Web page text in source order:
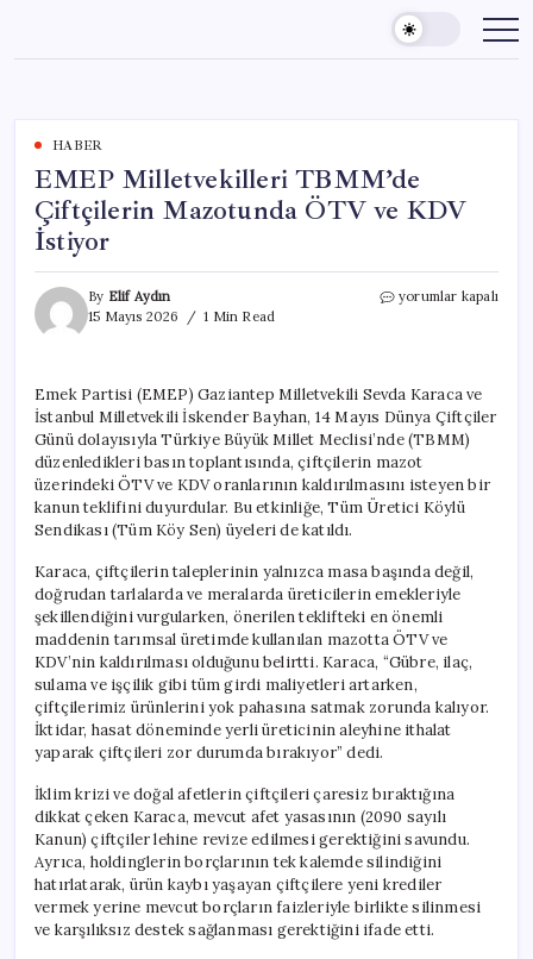
content
HABER
EMEP Milletvekilleri TBMM’de
Çiftçilerin Mazotunda ÖTV ve KDV
İstiyor
By Elif Aydın
15 Mayıs 2026
1 Min Read
EMEP
ÖTV
ve
KDV
İstiyor
için
yorumlar kapalı
Emek Partisi (EMEP) Gaziantep Milletvekili Sevda Karaca ve
İstanbul Milletvekili İskender Bayhan, 14 Mayıs Dünya Çiftçiler
Günü dolayısıyla Türkiye Büyük Millet Meclisi’nde (TBMM)
düzenledikleri basın toplantısında, çiftçilerin mazot
üzerindeki ÖTV ve KDV oranlarının kaldırılmasını isteyen bir
kanun teklifini duyurdular. Bu etkinliğe, Tüm Üretici Köylü
Sendikası (Tüm Köy Sen) üyeleri de katıldı.
Karaca, çiftçilerin taleplerinin yalnızca masa başında değil,
doğrudan tarlalarda ve meralarda üreticilerin emekleriyle
şekillendiğini vurgularken, önerilen teklifteki en önemli
maddenin tarımsal üretimde kullanılan mazotta ÖTV ve
KDV’nin kaldırılması olduğunu belirtti. Karaca, “Gübre, ilaç,
sulama ve işçilik gibi tüm girdi maliyetleri artarken,
çiftçilerimiz ürünlerini yok pahasına satmak zorunda kalıyor.
İktidar, hasat döneminde yerli üreticinin aleyhine ithalat
yaparak çiftçileri zor durumda bırakıyor” dedi.
İklim krizi ve doğal afetlerin çiftçileri çaresiz bıraktığına
dikkat çeken Karaca, mevcut afet yasasının (2090 sayılı
Kanun) çiftçiler lehine revize edilmesi gerektiğini savundu.
Ayrıca, holdinglerin borçlarının tek kalemde silindiğini
hatırlatarak, ürün kaybı yaşayan çiftçilere yeni krediler
vermek yerine mevcut borçların faizleriyle birlikte silinmesi
ve karşılıksız destek sağlanması gerektiğini ifade etti.